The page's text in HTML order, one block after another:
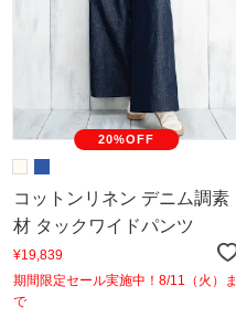
20%OFF
コットンリネン デニム調素
材 タックワイドパンツ
¥19,839
期間限定セール実施中！8/11（火）ま
で